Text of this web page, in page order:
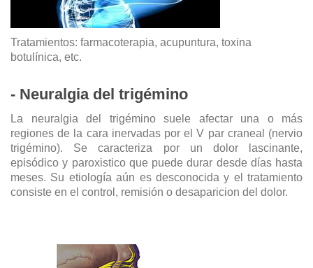
Tratamientos: farmacoterapia, acupuntura, toxina
botulínica, etc.
- Neuralgia del trigémino
La neuralgia del trigémino suele afectar una o más
regiones de la cara inervadas por el V par craneal (nervio
trigémino). Se caracteriza por un dolor lascinante,
episódico y paroxistico que puede durar desde días hasta
meses. Su etiología aún es desconocida y el tratamiento
consiste en el control, remisión o desaparicion del dolor.